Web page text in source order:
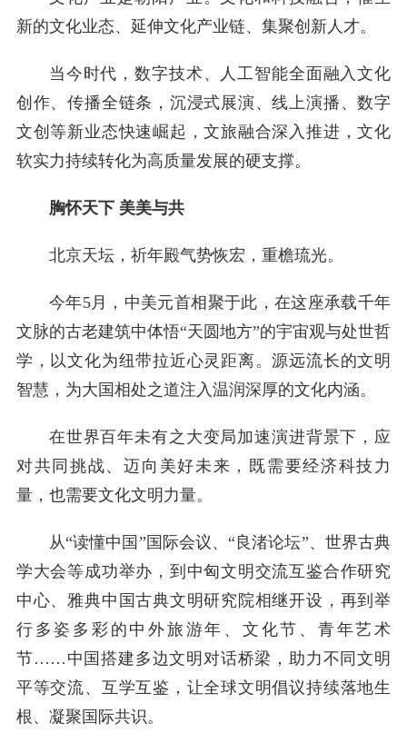
新的文化业态、延伸文化产业链、集聚创新人才。
当今时代，数字技术、人工智能全面融入文化
创作、传播全链条，沉浸式展演、线上演播、数字
文创等新业态快速崛起，文旅融合深入推进，文化
软实力持续转化为高质量发展的硬支撑。
胸怀天下 美美与共
北京天坛，祈年殿气势恢宏，重檐琉光。
今年5月，中美元首相聚于此，在这座承载千年
文脉的古老建筑中体悟“天圆地方”的宇宙观与处世哲
学，以文化为纽带拉近心灵距离。源远流长的文明
智慧，为大国相处之道注入温润深厚的文化内涵。
在世界百年未有之大变局加速演进背景下，应
对共同挑战、迈向美好未来，既需要经济科技力
量，也需要文化文明力量。
从“读懂中国”国际会议、“良渚论坛”、世界古典
学大会等成功举办，到中匈文明交流互鉴合作研究
中心、雅典中国古典文明研究院相继开设，再到举
行多姿多彩的中外旅游年、文化节、青年艺术
节……中国搭建多边文明对话桥梁，助力不同文明
平等交流、互学互鉴，让全球文明倡议持续落地生
根、凝聚国际共识。